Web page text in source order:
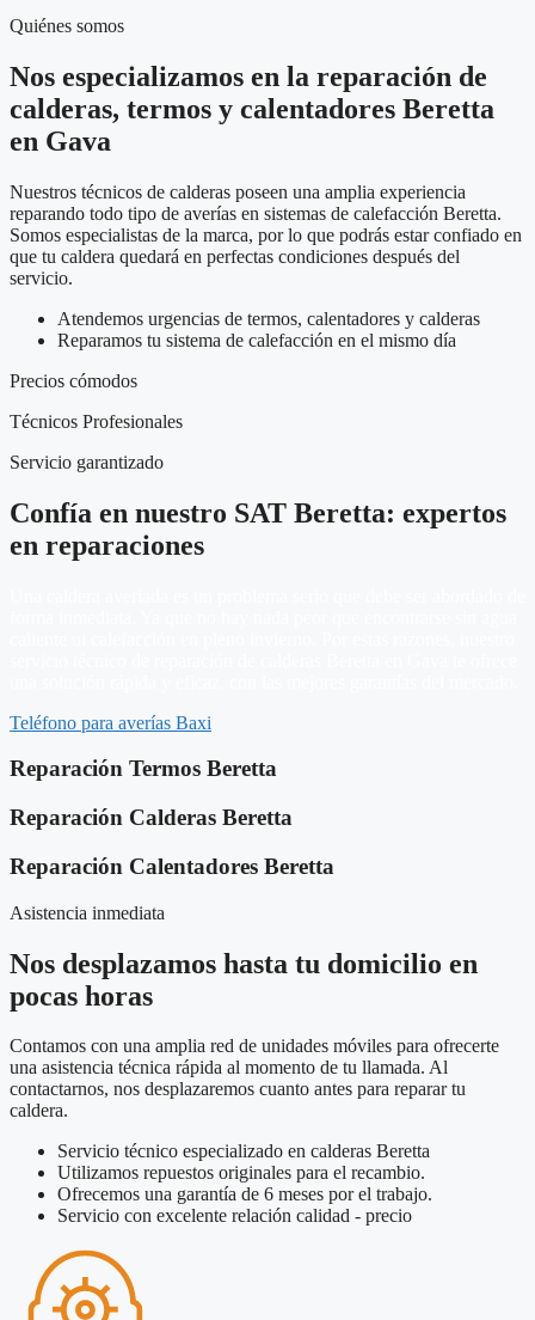
Quiénes somos
Nos especializamos en la reparación de
calderas, termos y calentadores Beretta
en Gava
Nuestros técnicos de calderas poseen una amplia experiencia
reparando todo tipo de averías en sistemas de calefacción Beretta.
Somos especialistas de la marca, por lo que podrás estar confiado en
que tu caldera quedará en perfectas condiciones después del
servicio.
Atendemos urgencias de termos, calentadores y calderas
Reparamos tu sistema de calefacción en el mismo día
Precios cómodos
Técnicos Profesionales
Servicio garantizado
Confía en nuestro SAT Beretta: expertos
en reparaciones
Teléfono para averías Baxi
Reparación Termos Beretta
Reparación Calderas Beretta
Reparación Calentadores Beretta
Asistencia inmediata
Nos desplazamos hasta tu domicilio en
pocas horas
Contamos con una amplia red de unidades móviles para ofrecerte
una asistencia técnica rápida al momento de tu llamada. Al
contactarnos, nos desplazaremos cuanto antes para reparar tu
caldera.
Servicio técnico especializado en calderas Beretta
Utilizamos repuestos originales para el recambio.
Ofrecemos una garantía de 6 meses por el trabajo.
Servicio con excelente relación calidad - precio